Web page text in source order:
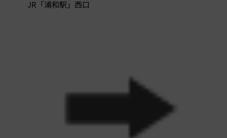
JR「浦和駅」西口